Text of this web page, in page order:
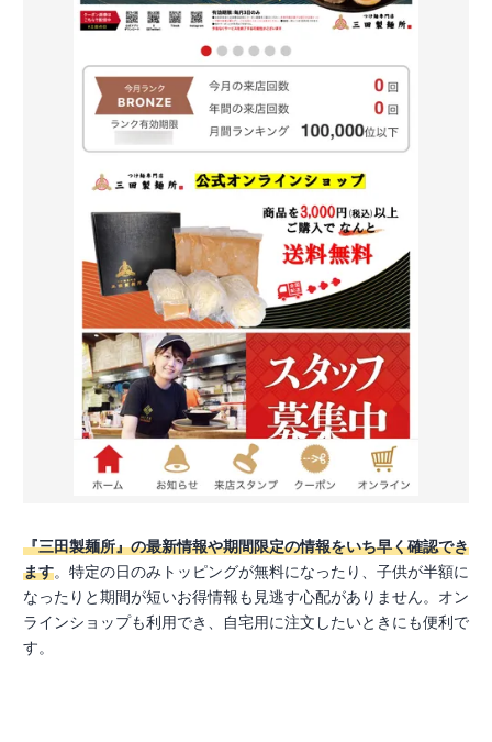
『三田製麺所』の最新情報や期間限定の情報をいち早く確認でき
ます。特定の日のみトッピングが無料になったり、子供が半額に
なったりと期間が短いお得情報も見逃す心配がありません。オン
ラインショップも利用でき、自宅用に注文したいときにも便利で
す。